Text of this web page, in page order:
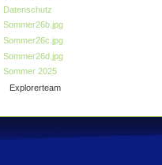
Datenschutz
Sommer26b.jpg
Sommer26c.jpg
Sommer26d.jpg
Sommer 2025
Explorerteam